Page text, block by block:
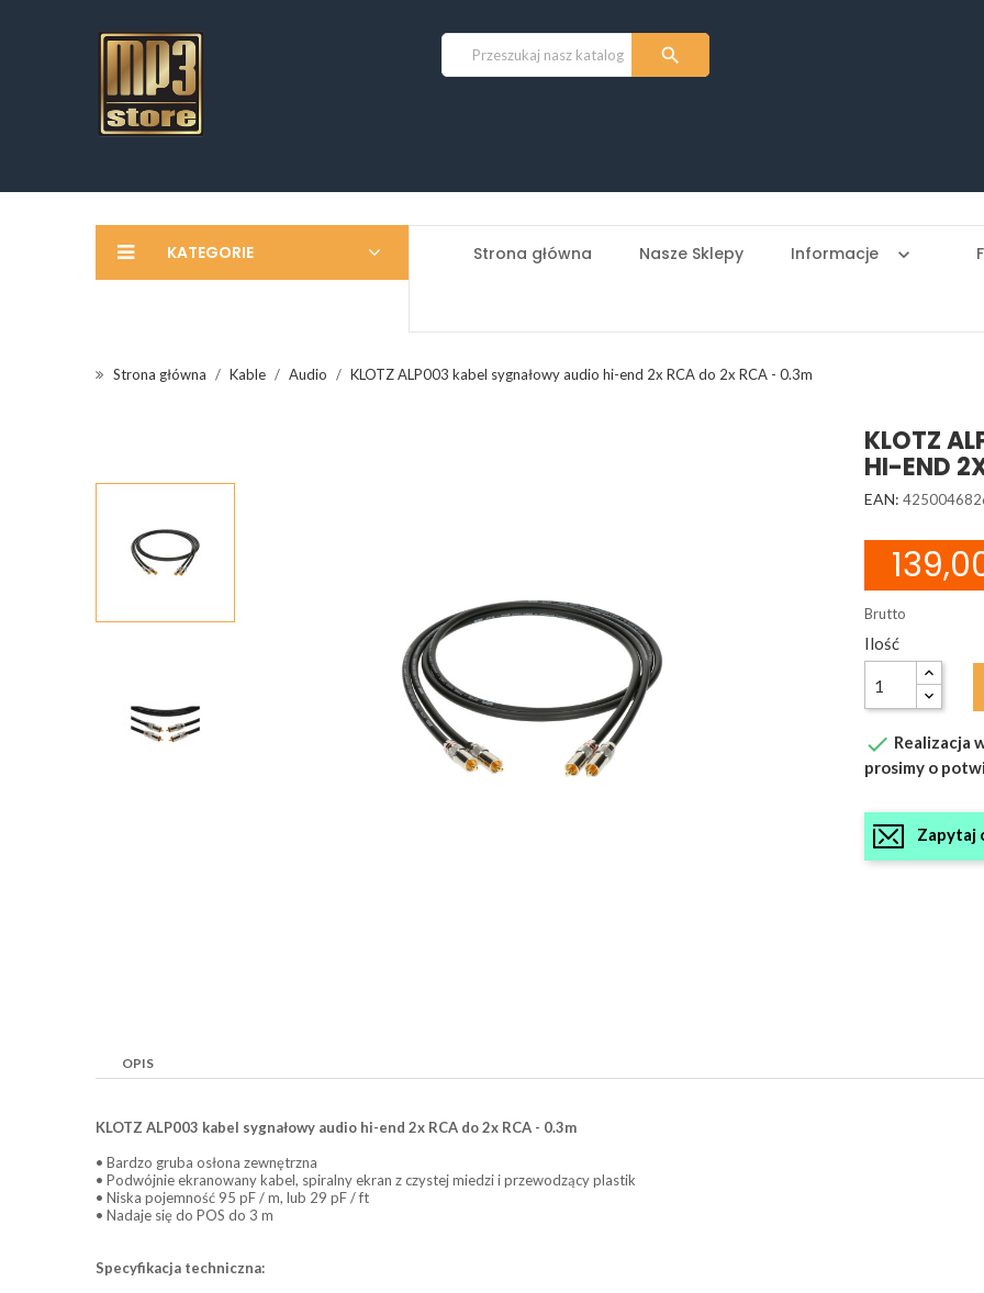

KATEGORIE Strona główna Nasze Sklepy Informacje keyboard_arrow_down
Strona główna Kable Audio KLOTZ ALP003 kabel sygnałowy audio hi-end 2x RCA do 2x RCA - 0.3m
KLOTZ
HI-END
EAN:
Brutto
Ilość
 Realizacja
prosimy o
Zapytaj
OPIS
KLOTZ ALP003 kabel sygnałowy audio hi-end 2x RCA do 2x RCA - 0.3m
• Bardzo gruba osłona zewnętrzna
• Podwójnie ekranowany kabel, spiralny ekran z czystej miedzi i przewodzący plastik
• Niska pojemność 95 pF / m, lub 29 pF / ft
• Nadaje się do POS do 3 m
Specyfikacja techniczna: